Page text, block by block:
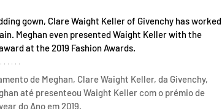
gown, Clare Waight Keller of Givenchy has worked
Meghan even presented Waight Keller with the
at the 2019 Fashion Awards.
de Meghan, Clare Waight Keller, da Givenchy,
até presenteou Waight Keller com o prémio de
do Ano em 2019.